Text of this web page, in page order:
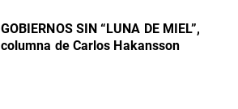
GOBIERNOS SIN “LUNA DE MIEL”,
columna de Carlos Hakansson